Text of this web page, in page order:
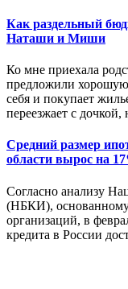
Как раздельный
Наташи и Миши
Ко мне приехала
предложили хорошую
себя и покупает
переезжает с
Средний размер
области вырос на
Согласно анализу
(НБКИ),
организаций, в
кредита в России